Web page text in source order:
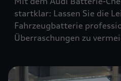
startklar: Lassen Sie die
Fahrzeugbatterie
Überraschungen zu